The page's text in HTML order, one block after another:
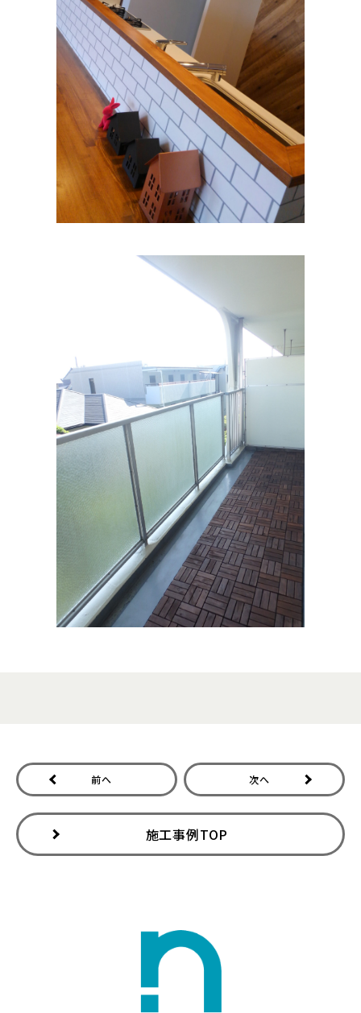
前へ
施工事例TOP
次へ